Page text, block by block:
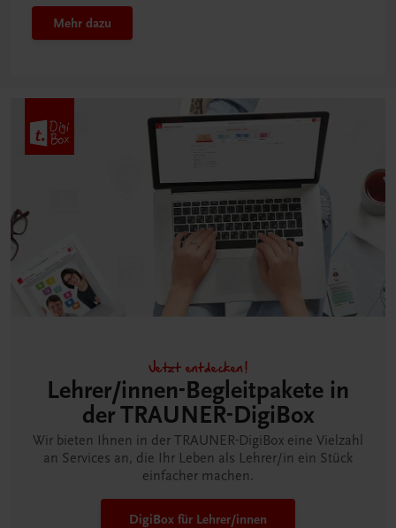
Mehr dazu
Jetzt entdecken!
Lehrer/innen-Begleitpakete in
der TRAUNER-DigiBox
Wir bieten Ihnen in der TRAUNER-DigiBox eine Vielzahl
an Services an, die Ihr Leben als Lehrer/in ein Stück
einfacher machen.
DigiBox für Lehrer/innen